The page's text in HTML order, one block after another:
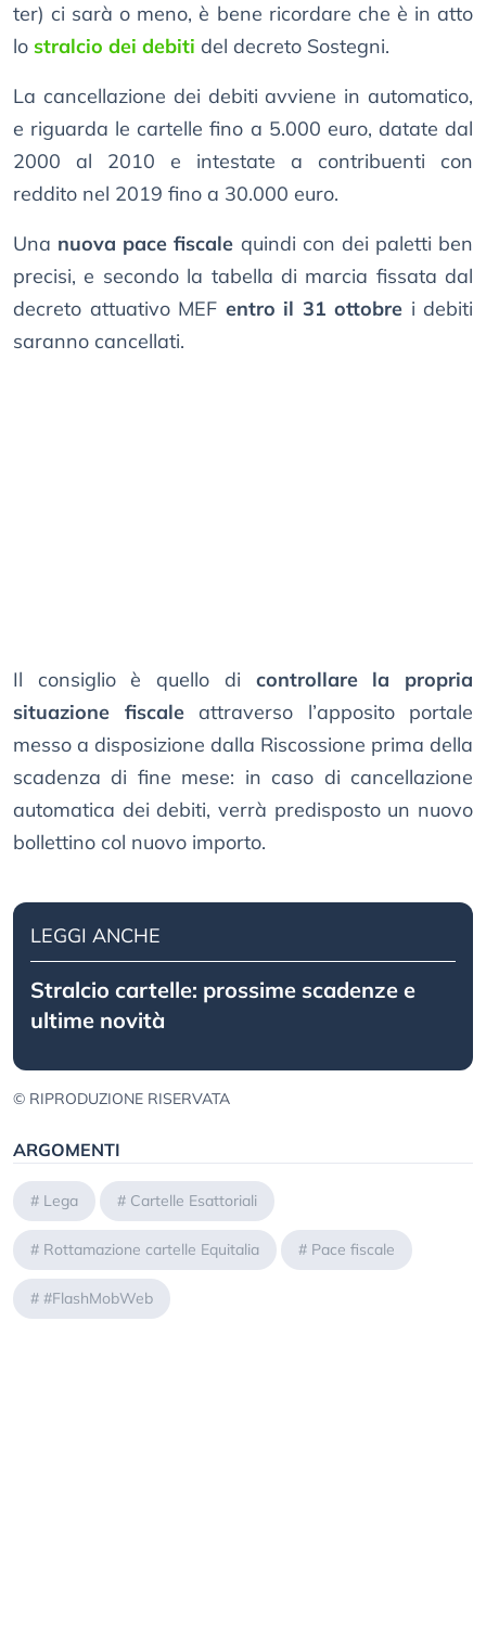
ter) ci sarà o meno, è bene ricordare che è in atto
lo stralcio dei debiti del decreto Sostegni.
La cancellazione dei debiti avviene in automatico,
e riguarda le cartelle fino a 5.000 euro, datate dal
2000 al 2010 e intestate a contribuenti con
reddito nel 2019 fino a 30.000 euro.
Una nuova pace fiscale quindi con dei paletti ben
precisi, e secondo la tabella di marcia fissata dal
decreto attuativo MEF entro il 31 ottobre i debiti
saranno cancellati.
Il consiglio è quello di controllare la propria
situazione fiscaleattraverso l’apposito portale
messo a disposizione dalla Riscossione prima della
scadenza di fine mese: in caso di cancellazione
automatica dei debiti, verrà predisposto un nuovo
bollettino col nuovo importo.
LEGGI ANCHE
Stralcio cartelle: prossime scadenze e
ultime novità
© RIPRODUZIONE RISERVATA
ARGOMENTI
# Lega # Cartelle Esattoriali
# Rottamazione cartelle Equitalia # Pace fiscale
# #FlashMobWeb